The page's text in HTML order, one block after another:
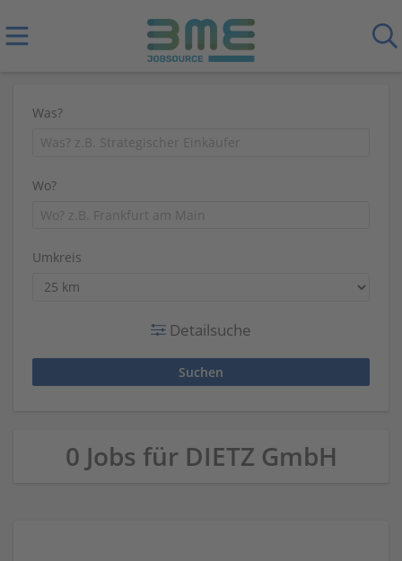
Was?
Wo?
Umkreis
Detailsuche
0 Jobs für DIETZ GmbH